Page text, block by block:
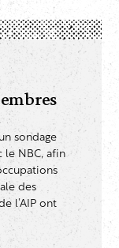
sondage
le NBC, afin
des
l’AIP ont